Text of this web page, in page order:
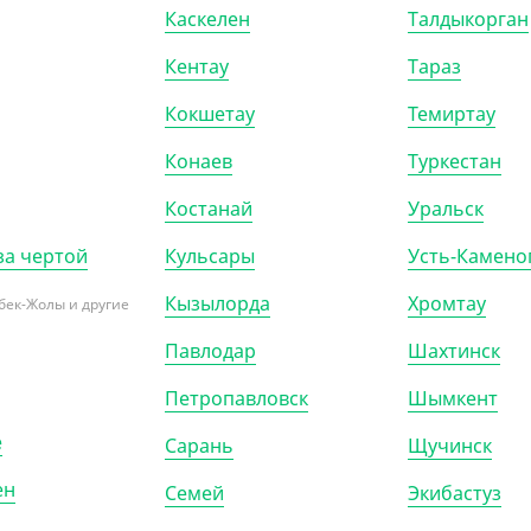
АРТ. 3700503
чертой
Жолы и другие
Каскелен
Кентау
Кокшетау
Конаев
Костанай
Кульсары
Кызылорда
Павлодар
Петропавловск
Сарань
Семей
Талдыкорган
Тараз
Темиртау
Туркестан
Уральск
Усть-
Хромтау
Шахтинск
Шымкент
Щучинск
Экибастуз